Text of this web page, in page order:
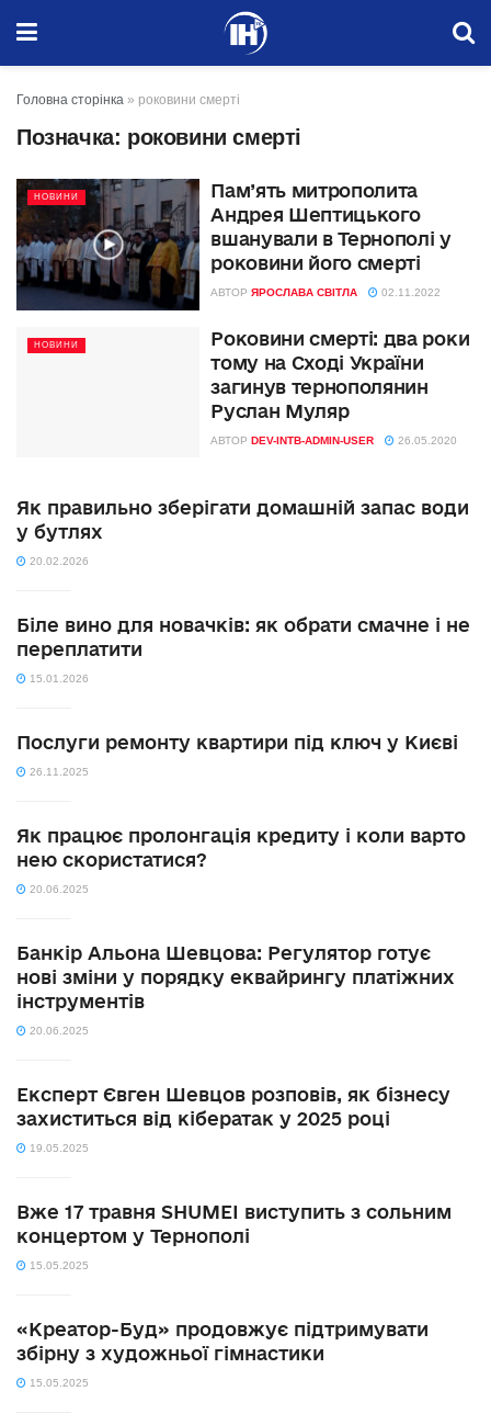
Головна сторінка » роковини смерті
Позначка: роковини смерті
НОВИНИ
Пам’ять митрополита
Андрея Шептицького
вшанували в Тернополі у
роковини його смерті
АВТОР ЯРОСЛАВА СВІТЛА 02.11.2022
НОВИНИ
Роковини смерті: два роки
тому на Сході України
загинув тернополянин
Руслан Муляр
АВТОР DEV-INTB-ADMIN-USER 26.05.2020
Як правильно зберігати домашній запас води
у бутлях
20.02.2026
Біле вино для новачків: як обрати смачне і не
переплатити
15.01.2026
Послуги ремонту квартири під ключ у Києві
26.11.2025
Як працює пролонгація кредиту і коли варто
нею скористатися?
20.06.2025
Банкір Альона Шевцова: Регулятор готує
нові зміни у порядку еквайрингу платіжних
інструментів
20.06.2025
Експерт Євген Шевцов розповів, як бізнесу
захиститься від кібератак у 2025 році
19.05.2025
Вже 17 травня SHUMEI виступить з сольним
концертом у Тернополі
15.05.2025
«Креатор-Буд» продовжує підтримувати
збірну з художньої гімнастики
15.05.2025